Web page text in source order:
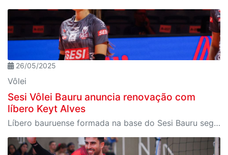
26/05/2025
Vôlei
Sesi Vôlei Bauru anuncia renovação com
líbero Keyt Alves
Líbero bauruense formada na base do Sesi Bauru segue com a equipe para temporada 2025/2026